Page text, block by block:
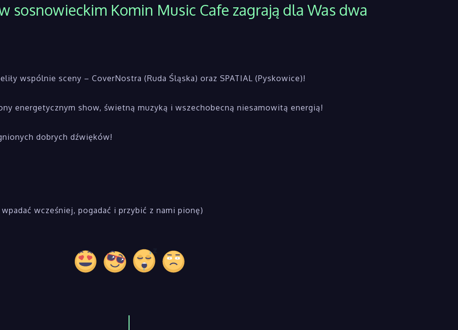
sosnowieckim Komin Music Cafe zagrają dla Was dwa
wspólnie sceny – CoverNostra (Ruda Śląska) oraz SPATIAL (Pyskowice)!
energetycznym show, świetną muzyką i wszechobecną niesamowitą energią!
dobrych dźwięków!
wcześniej, pogadać i przybić z nami pionę)